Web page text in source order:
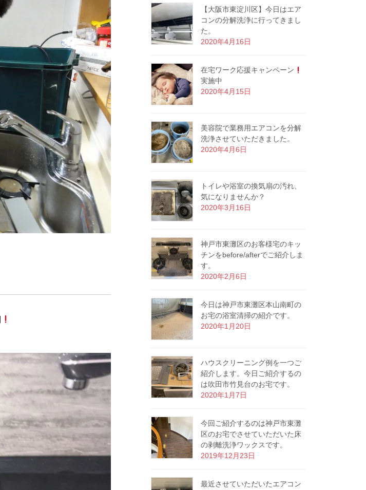
【大阪市東淀川区】今日はエア
コンの分解洗浄に行ってきまし
た。
2020年4月16日
在宅ワーク応援キャンペーン
実施中
2020年4月15日
美容院で業務用エアコンを分解
洗浄させていただきました。
2020年4月6日
トイレや浴室の換気扇の汚れ、
気になりませんか？
2020年3月16日
神戸市東灘区のお客様宅のキッ
チンをbefore/afterでご紹介しま
す。
2020年2月6日
今日は神戸市東灘区本山南町の
お宅の浴室清掃の紹介です。
2020年1月20日
ハウスクリーニング例を一つご
紹介します。今日ご紹介するの
は吹田市竹見台のお宅です。
2020年1月7日
今回ご紹介するのは神戸市東灘
区のお宅でさせていただいた床
の剥離洗浄ワックスです。
2019年12月23日
最近させていただいたエアコン